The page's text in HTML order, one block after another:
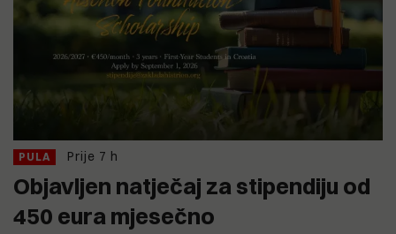
PULA Prije 7 h
Objavljen natječaj za stipendiju od
450 eura mjesečno